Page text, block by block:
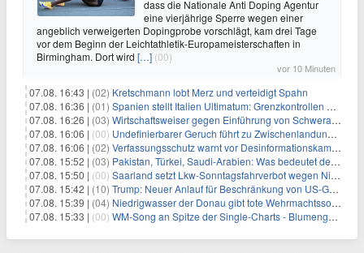
dass die Nationale Anti Doping Agentur
eine vierjährige Sperre wegen einer
angeblich verweigerten Dopingprobe vorschlägt, kam drei Tage
vor dem Beginn der Leichtathletik-Europameisterschaften in
Birmingham. Dort wird […] (00)
vor 10 Minuten
07.08. 16:43 | (02) Kretschmann lobt Merz und verteidigt Spahn
07.08. 16:36 | (01) Spanien stellt Italien Ultimatum: Grenzkontrollen beenden
07.08. 16:26 | (03) Wirtschaftsweiser gegen Einführung von Schwerarbeiter-Rente
07.08. 16:06 | (00) Undefinierbarer Geruch führt zu Zwischenlandung von Flieger
07.08. 16:06 | (02) Verfassungsschutz warnt vor Desinformationskampagne gegen Merz
07.08. 15:52 | (03) Pakistan, Türkei, Saudi-Arabien: Was bedeutet der neue Pakt?
07.08. 15:50 | (00) Saarland setzt Lkw-Sonntagsfahrverbot wegen Niedrigwasser aus
07.08. 15:42 | (10) Trump: Neuer Anlauf für Beschränkung von US-Geburtsrecht
07.08. 15:39 | (04) Niedrigwasser der Donau gibt tote Wehrmachtssoldaten frei
07.08. 15:33 | (00) WM-Song an Spitze der Single-Charts - Blumengarten auf Platz zwei